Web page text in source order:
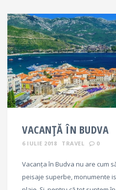
VACANȚĂ ÎN BUDVA
6 IULIE 2018 TRAVEL 0
Vacanța în Budva nu are cum
peisaje superbe, monumente